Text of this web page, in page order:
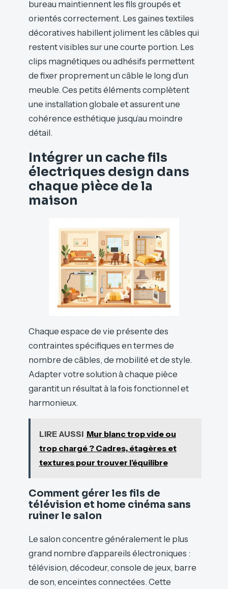
bureau maintiennent les fils groupés et
orientés correctement. Les gaines textiles
décoratives habillent joliment les câbles qui
restent visibles sur une courte portion. Les
clips magnétiques ou adhésifs permettent
de fixer proprement un câble le long d’un
meuble. Ces petits éléments complètent
une installation globale et assurent une
cohérence esthétique jusqu’au moindre
détail.
Intégrer un cache fils
électriques design dans
chaque pièce de la
maison
Chaque espace de vie présente des
contraintes spécifiques en termes de
nombre de câbles, de mobilité et de style.
Adapter votre solution à chaque pièce
garantit un résultat à la fois fonctionnel et
harmonieux.
LIRE AUSSI Mur blanc trop vide ou
trop chargé ? Cadres, étagères et
textures pour trouver l’équilibre
Comment gérer les fils de
télévision et home cinéma sans
ruiner le salon
Le salon concentre généralement le plus
grand nombre d’appareils électroniques :
télévision, décodeur, console de jeux, barre
de son, enceintes connectées. Cette